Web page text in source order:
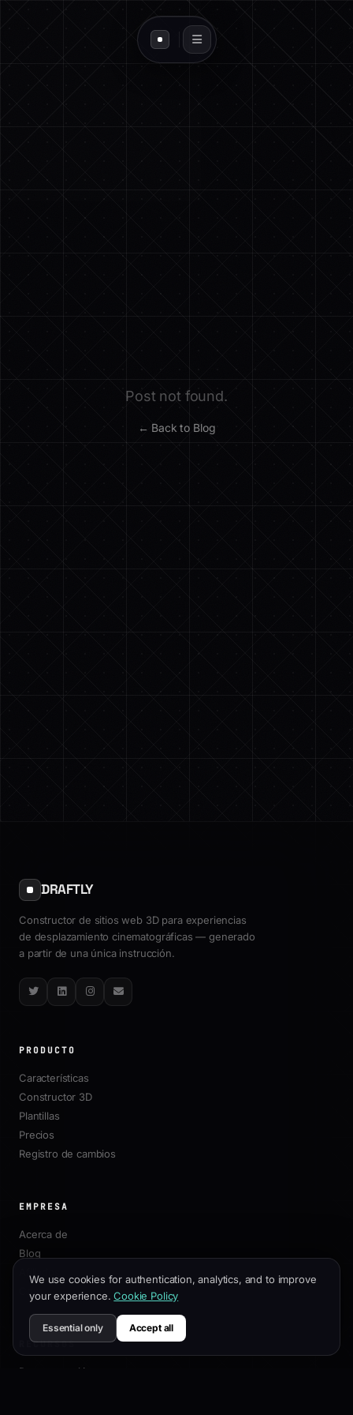
Post not found.
← Back to Blog
DRAFTLY
Constructor de sitios web 3D para experiencias
de desplazamiento cinematográficas — generado
a partir de una única instrucción.
TwitterLinkedInInstagram
Email
PRODUCTO
Características
Constructor 3D
Plantillas
Precios
Registro de cambios
EMPRESA
Acerca de
Blog
Contacto
RECURSOS
Documentación
We use cookies for authentication, analytics, and to improve
your experience. Cookie Policy
Essential only Accept all